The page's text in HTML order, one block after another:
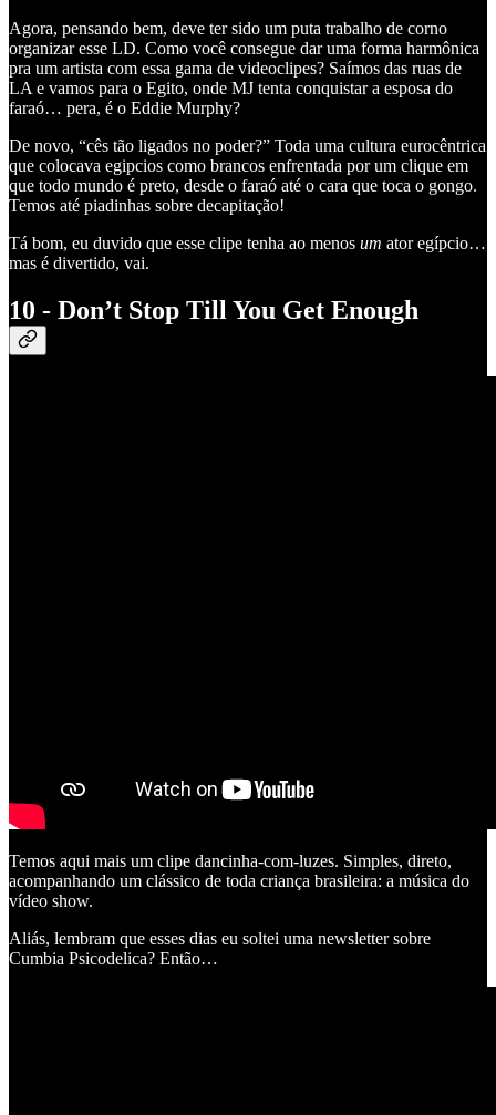
Agora, pensando bem, deve ter sido um puta trabalho de corno
organizar esse LD. Como você consegue dar uma forma harmônica
pra um artista com essa gama de videoclipes? Saímos das ruas de
LA e vamos para o Egito, onde MJ tenta conquistar a esposa do
faraó… pera, é o Eddie Murphy?
De novo, “cês tão ligados no poder?” Toda uma cultura eurocêntrica
que colocava egipcios como brancos enfrentada por um clique em
que todo mundo é preto, desde o faraó até o cara que toca o gongo.
Temos até piadinhas sobre decapitação!
Tá bom, eu duvido que esse clipe tenha ao menos um ator egípcio…
mas é divertido, vai.
10 - Don’t Stop Till You Get Enough
Temos aqui mais um clipe dancinha-com-luzes. Simples, direto,
acompanhando um clássico de toda criança brasileira: a música do
vídeo show.
Aliás, lembram que esses dias eu soltei uma newsletter sobre
Cumbia Psicodelica? Então…